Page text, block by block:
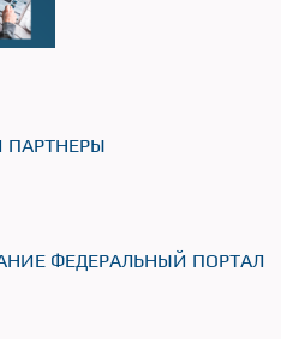
ФЕДЕРАЛЬНЫЙ ПОРТАЛ